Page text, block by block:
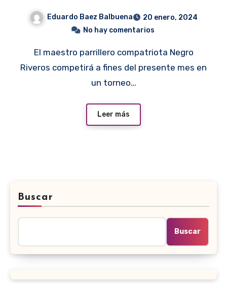
Eduardo Baez Balbuena
20 enero, 2024
No hay comentarios
El maestro parrillero compatriota Negro
Riveros competirá a fines del presente mes en
un torneo…
Leer más
Buscar
Buscar